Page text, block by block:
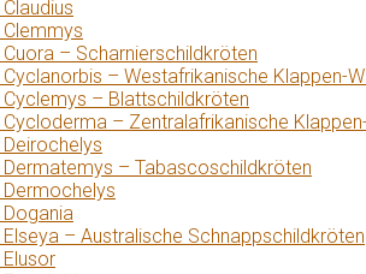
Cuora – Scharnierschildkröten
Cyclanorbis – Westafrikanische Klappen-
Cyclemys – Blattschildkröten
Cycloderma – Zentralafrikanische
Dermatemys – Tabascoschildkröten
Dermochelys
Elseya – Australische Schnappschildkröten